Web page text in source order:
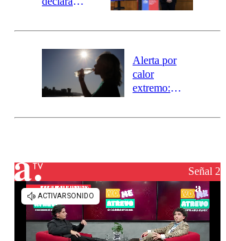
agrícola para
Alerta por
calor
extremo:
activa Alerta
Señal 2